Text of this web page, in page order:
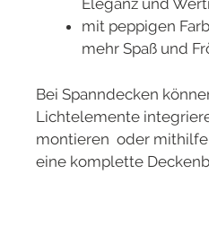
Eleganz und
mit peppigen
mehr Spaß und
Bei Spanndecken
Lichtelemente
montieren oder
eine komplette